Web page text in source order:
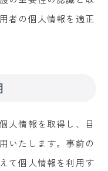
者の個人情報を適正
人情報を取得し、目
いたします。事前の
て個人情報を利用す